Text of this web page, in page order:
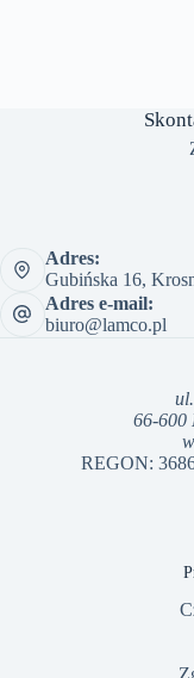
Adres:
Gubińska 16,
Adres e-mail:
biuro@lamco.pl
66-600
REGON: